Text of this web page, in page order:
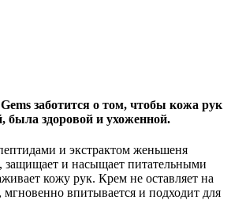
заботится о том, чтобы кожа рук
была здоровой и ухоженной.
и экстрактом женьшеня
защищает и насыщает питательными
кожу рук. Крем не оставляет на
впитывается и подходит для